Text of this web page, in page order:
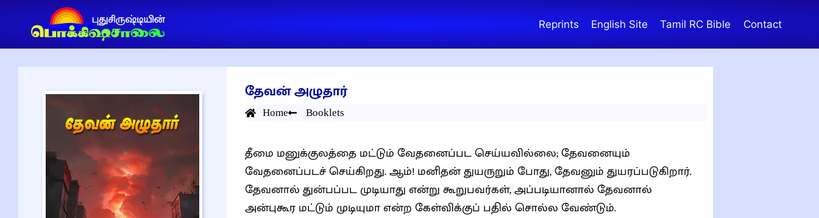
Reprints English Site Tamil RC Bible Contact
தேவன் அழுதார்
Home Booklets
தீமை மனுக்குலத்தை மட்டும் வேதனைப்பட செய்யவில்லை; தேவனையும்
வேதனைப்படச் செய்கிறது. ஆம்! மனிதன் துயருறும் போது, தேவனும் துயரப்படுகிறார்.
தேவனால் துன்பப்பட முடியாது என்று கூறுபவர்கள், அப்படியானால் தேவனால்
அன்புகூர மட்டும் முடியுமா என்ற கேள்விக்குப் பதில் சொல்ல வேண்டும்.